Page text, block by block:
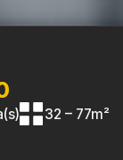
32 – 77m²